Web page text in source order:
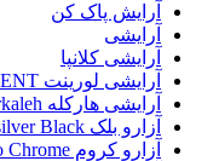
آرایش پاک کن
آرایشی
آرایشی کلانپا
آرایشی لورینت LORIENT
آرایشی هارکله Harkaleh
آزارو بلک Azzaro silver Black
آزارو کروم Azzaro Chrome